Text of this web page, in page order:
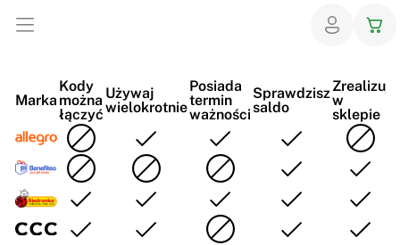
Marka
Kody
można
łączyć
Używaj
wielokrotnie
Posiada
termin
ważności
Sprawdzisz
saldo
Zrealizuj
w
sklepie